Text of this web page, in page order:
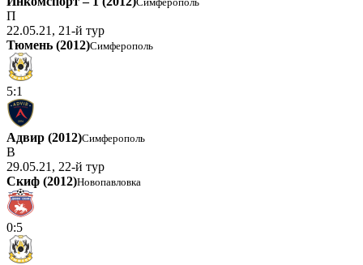
П
22.05.21, 21-й тур
Тюмень (2012)Симферополь
5:1
Адвир (2012)Симферополь
В
29.05.21, 22-й тур
Скиф (2012)Новопавловка
0:5